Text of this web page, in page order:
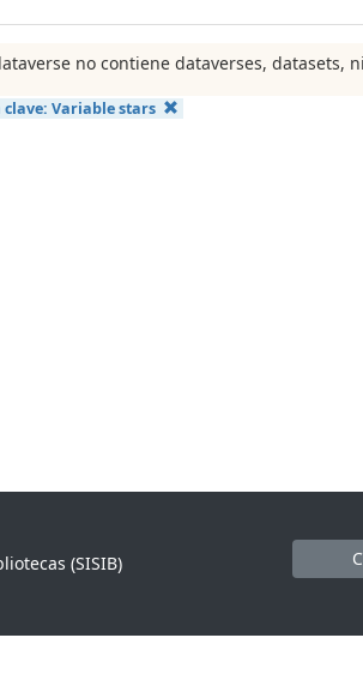
no contiene dataverses, datasets,
Variable stars
(SISIB)